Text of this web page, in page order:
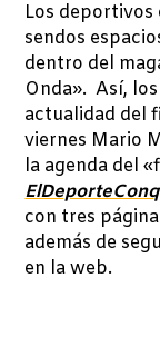
Los deportivos
sendos
dentro del
Onda». Así,
actualidad del
viernes Mario
la agenda del
con tres
además de
en la web.